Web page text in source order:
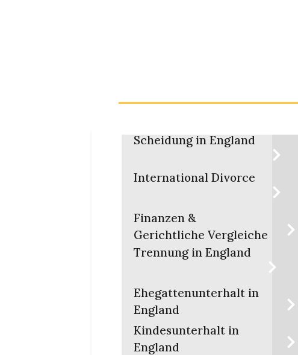
Scheidung in England
International Divorce
Finanzen &
Gerichtliche Vergleiche
Trennung in England
Ehegattenunterhalt in
England
Kindesunterhalt in
England